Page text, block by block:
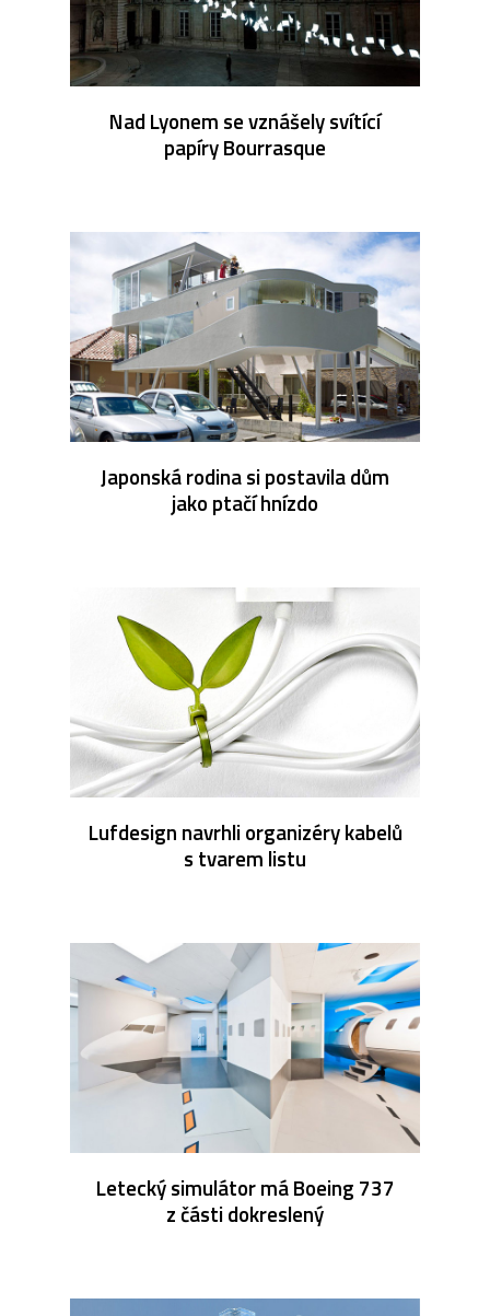
Nad Lyonem se vznášely svítící
papíry Bourrasque
Japonská rodina si postavila dům
jako ptačí hnízdo
Lufdesign navrhli organizéry kabelů
s tvarem listu
Letecký simulátor má Boeing 737
z části dokreslený